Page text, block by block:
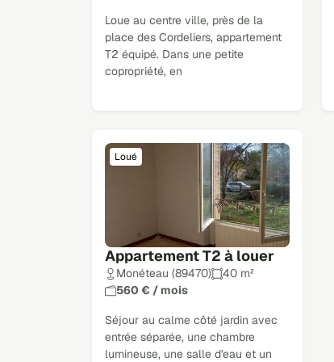
Loue au centre ville, près de la
place des Cordeliers, appartement
T2 équipé. Dans une petite
copropriété, en
Appartement T2 à louer
Loué
Monéteau (89470)
40 m²
560 € / mois
Séjour au calme côté jardin avec
entrée séparée, une chambre
lumineuse, une salle d'eau et un